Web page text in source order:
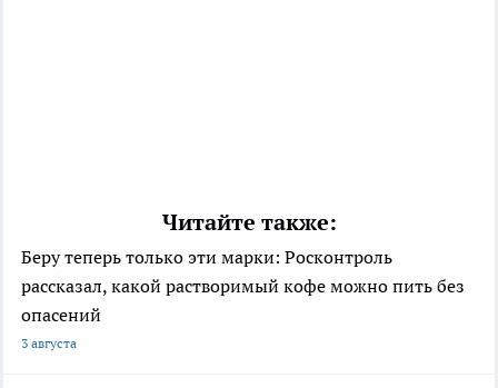
Читайте также:
Беру теперь только эти марки: Росконтроль
рассказал, какой растворимый кофе можно пить без
опасений
3 августа